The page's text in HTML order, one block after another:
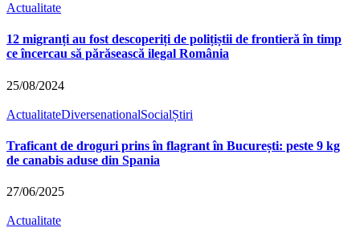
Actualitate
12 migranți au fost descoperiți de polițiștii de frontieră în timp
ce încercau să părăsească ilegal România
25/08/2024
ActualitateDiversenationalSocialȘtiri
Traficant de droguri prins în flagrant în București: peste 9 kg
de canabis aduse din Spania
27/06/2025
Actualitate